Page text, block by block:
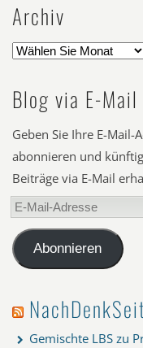
Archiv
Blog via E-
Geben Sie Ihre E-Mail-
abonnieren und
Beiträge via E-Mail
E-
Mail-
AdresseAbonnieren
Gemischte LBS zu